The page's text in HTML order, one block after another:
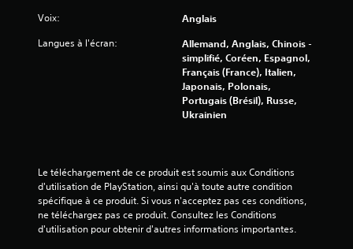
s
)
Voix: Anglais
Langues à l'écran:
Allemand, Anglais, Chinois -
simplifié, Coréen, Espagnol,
Français (France), Italien,
Japonais, Polonais,
Portugais (Brésil), Russe,
Ukrainien
Le téléchargement de ce produit est soumis aux Conditions
d'utilisation de PlayStation, ainsi qu'à toute autre condition
spécifique à ce produit. Si vous n'acceptez pas ces conditions,
ne téléchargez pas ce produit. Consultez les Conditions
d'utilisation pour obtenir d'autres informations importantes.